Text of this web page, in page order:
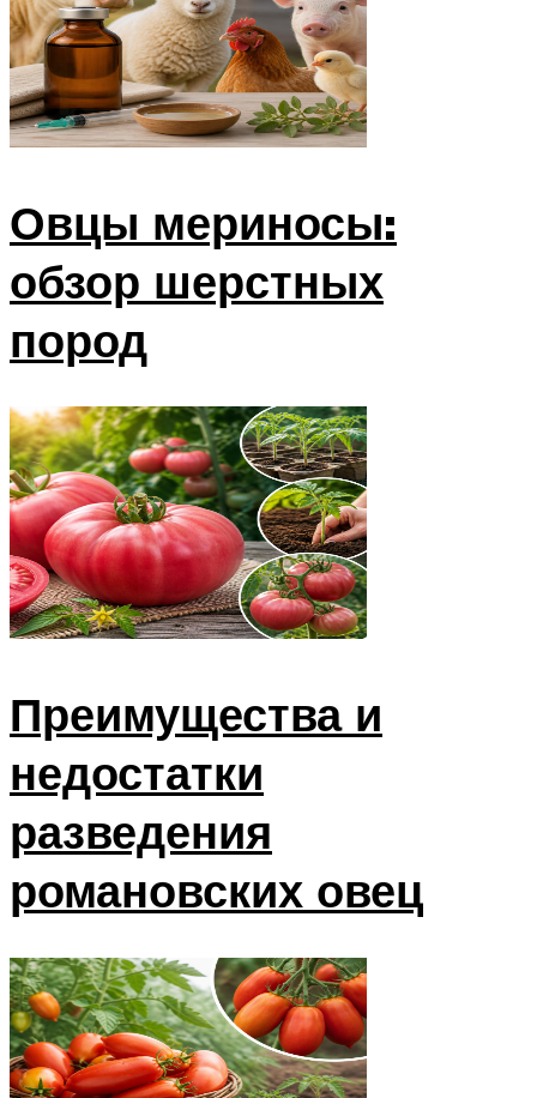
Овцы мериносы:
обзор шерстных
пород
Преимущества и
недостатки
разведения
романовских овец